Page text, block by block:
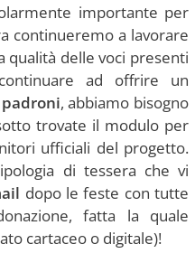
importante per
continueremo a lavorare
delle voci presenti
ad offrire un
, abbiamo bisogno
trovate il modulo per
ufficiali del progetto.
di tessera che vi
dopo le feste con tutte
fatta la quale
cartaceo o digitale)!